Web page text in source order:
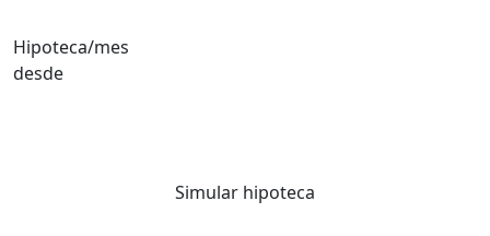
Hipoteca/mes
desde
Simular hipoteca